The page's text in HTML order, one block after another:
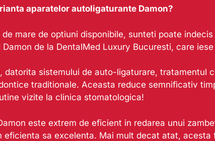
aparatelor autoligaturante Damon?
mare de optiuni disponibile, sunteti poate
de la DentalMed Luxury Bucuresti, care
datorita sistemului de auto-ligaturare, tratamentul
traditionale. Aceasta reduce semnificativ
vizite la clinica stomatologica!
este extrem de eficient in redarea unui
eficienta sa excelenta. Mai mult decat atat,